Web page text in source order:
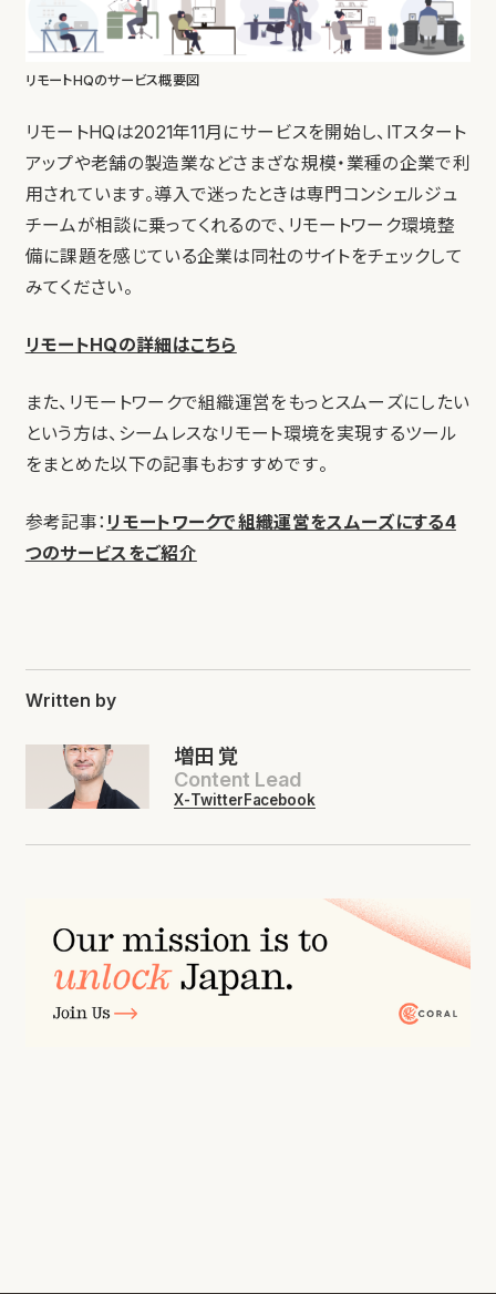
リモートHQのサービス概要図
リモートHQは2021年11月にサービスを開始し、ITスタート
アップや老舗の製造業などさまざな規模・業種の企業で利
用されています。導入で迷ったときは専門コンシェルジュ
チームが相談に乗ってくれるので、リモートワーク環境整
備に課題を感じている企業は同社のサイトをチェックして
みてください。
リモートHQの詳細はこちら
また、リモートワークで組織運営をもっとスムーズにしたい
という方は、シームレスなリモート環境を実現するツール
をまとめた以下の記事もおすすめです。
参考記事： リモートワークで組織運営をスムーズにする4
つのサービスをご紹介
Written by
増田 覚
Content Lead
X-TwitterFacebook